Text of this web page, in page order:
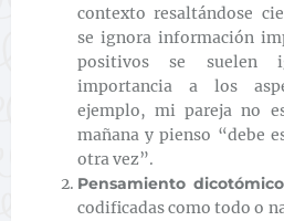
contexto resaltándose
se ignora información
positivos se suelen
importancia a los
ejemplo, mi pareja no
mañana y pienso “debe
otra vez”.
Pensamiento dicotómico
codificadas como todo o